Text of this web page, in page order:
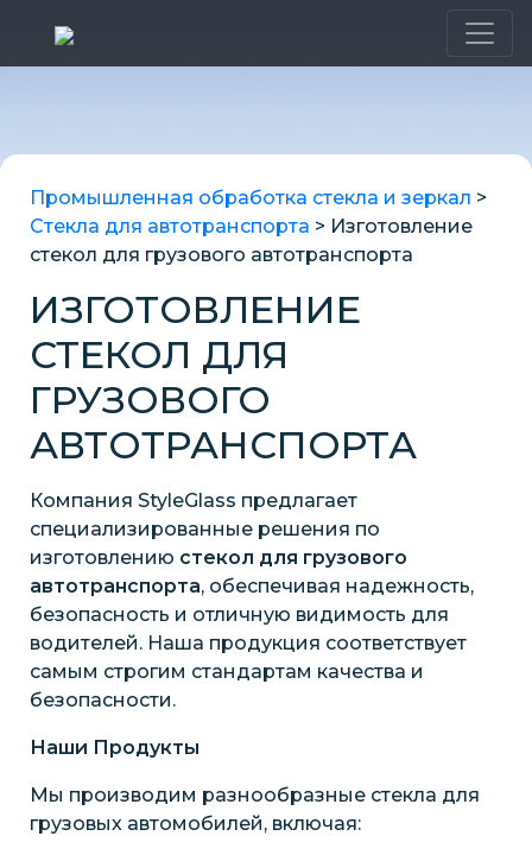
Промышленная обработка стекла и зеркал >
Стекла для автотранспорта > Изготовление
стекол для грузового автотранспорта
ИЗГОТОВЛЕНИЕ
СТЕКОЛ ДЛЯ
ГРУЗОВОГО
АВТОТРАНСПОРТА
Компания StyleGlass предлагает
специализированные решения по
изготовлению стекол для грузового
автотранспорта, обеспечивая надежность,
безопасность и отличную видимость для
водителей. Наша продукция соответствует
самым строгим стандартам качества и
безопасности.
Наши Продукты
Мы производим разнообразные стекла для
грузовых автомобилей, включая: